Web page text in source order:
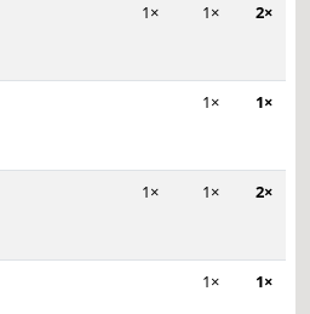
1× 1× 2×
1× 1×
1× 1× 2×
1× 1×